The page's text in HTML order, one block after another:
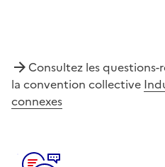
Consultez les
la convention collective
connexes